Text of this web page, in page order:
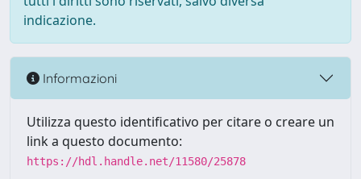
indicazione.
Informazioni
Utilizza questo identificativo per citare o creare un
link a questo documento:
https://hdl.handle.net/11580/25878